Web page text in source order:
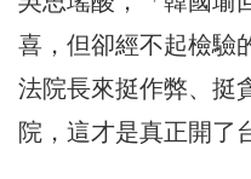
喜，但卻經不起檢驗
法院長來挺作弊、挺
院，這才是真正開了